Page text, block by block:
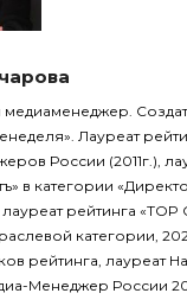
Лауреат
России (2011г.),
в категории
лауреат рейтинга «TOP
категории,
рейтинга, лауреат
Менеджер России